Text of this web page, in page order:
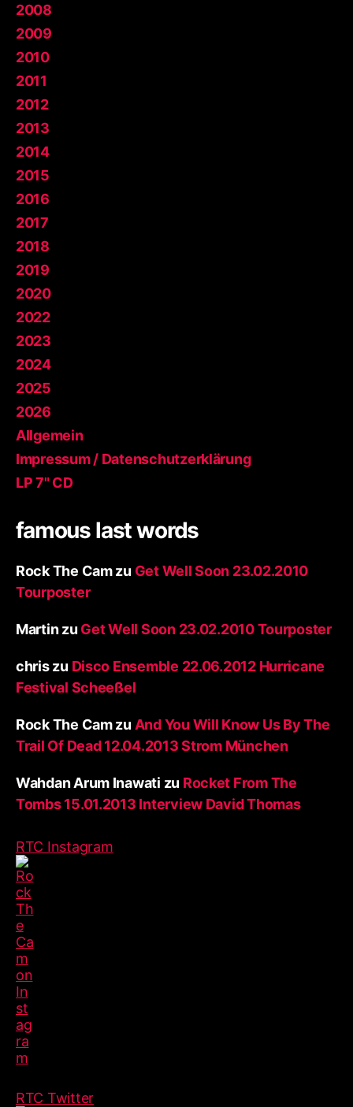
2008
2009
2010
2011
2012
2013
2014
2015
2016
2017
2018
2019
2020
2022
2023
2024
2025
2026
Allgemein
Impressum / Datenschutzerklärung
LP 7" CD
famous last words
Rock The Camzu Get Well Soon 23.02.2010
Tourposter
Martinzu Get Well Soon 23.02.2010 Tourposter
chriszu Disco Ensemble 22.06.2012 Hurricane
Festival Scheeßel
Rock The Camzu And You Will Know Us By The
Trail Of Dead 12.04.2013 Strom München
Wahdan Arum Inawati zu Rocket From The
Tombs 15.01.2013 Interview David Thomas
RTC Instagram
RTC Twitter